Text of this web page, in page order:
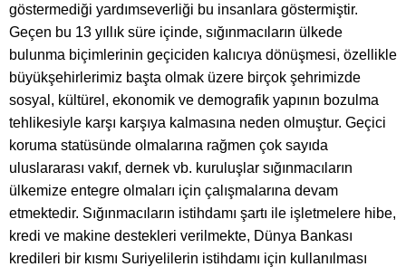
göstermediği yardımseverliği bu insanlara göstermiştir.
Geçen bu 13 yıllık süre içinde, sığınmacıların ülkede
bulunma biçimlerinin geçiciden kalıcıya dönüşmesi, özellikle
büyükşehirlerimiz başta olmak üzere birçok şehrimizde
sosyal, kültürel, ekonomik ve demografik yapının bozulma
tehlikesiyle karşı karşıya kalmasına neden olmuştur. Geçici
koruma statüsünde olmalarına rağmen çok sayıda
uluslararası vakıf, dernek vb. kuruluşlar sığınmacıların
ülkemize entegre olmaları için çalışmalarına devam
etmektedir. Sığınmacıların istihdamı şartı ile işletmelere hibe,
kredi ve makine destekleri verilmekte, Dünya Bankası
kredileri bir kısmı Suriyelilerin istihdamı için kullanılması